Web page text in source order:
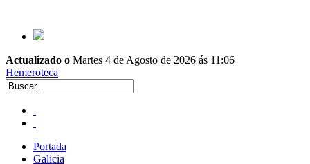
Actualizado o Martes 4 de Agosto de 2026 ás 11:06
Hemeroteca
Portada
Galicia